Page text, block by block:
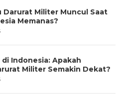
Darurat Militer Muncul Saat
Memanas?
di Indonesia: Apakah
Militer Semakin Dekat?